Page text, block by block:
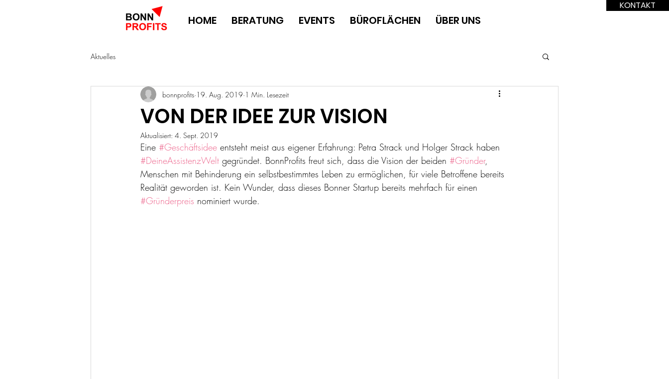
KONTAKT
HOME BERATUNG EVENTS BÜROFLÄCHEN ÜBER UNS
Aktuelles
VON DER IDEE ZUR VISION
bonnprofits 19. Aug. 2019 1 Min. Lesezeit
Aktualisiert: 4. Sept. 2019
Eine #Geschäftsidee entsteht meist aus eigener Erfahrung: Petra Strack und Holger Strack haben
#DeineAssistenzWelt gegründet. BonnProfits freut sich, dass die Vision der beiden #Gründer,
Menschen mit Behinderung ein selbstbestimmtes Leben zu ermöglichen, für viele Betroffene bereits
Realität geworden ist. Kein Wunder, dass dieses Bonner Startup bereits mehrfach für einen
#Gründerpreis nominiert wurde.